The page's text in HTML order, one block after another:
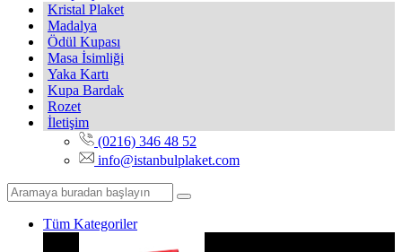
Kristal Plaket
Madalya
Ödül Kupası
Masa İsimliği
Yaka Kartı
Kupa Bardak
Rozet
İletişim
(0216) 346 48 52
info@istanbulplaket.com
Tüm Kategoriler